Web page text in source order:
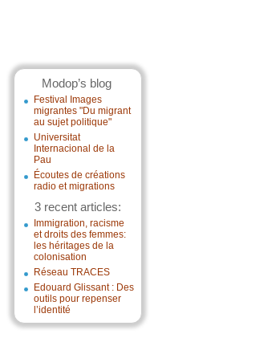
Modop’s blog
Festival Images
migrantes "Du migrant
au sujet politique"
Universitat
Internacional de la
Pau
Écoutes de créations
radio et migrations
3 recent articles:
Immigration, racisme
et droits des femmes:
les héritages de la
colonisation
Réseau TRACES
Edouard Glissant : Des
outils pour repenser
l’identité